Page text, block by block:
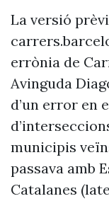
La versió
errònia de
Avinguda
d’un error en
municipis
passava amb
Catalanes